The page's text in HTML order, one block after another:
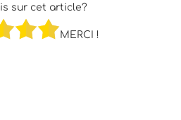
sur cet article?
MERCI !